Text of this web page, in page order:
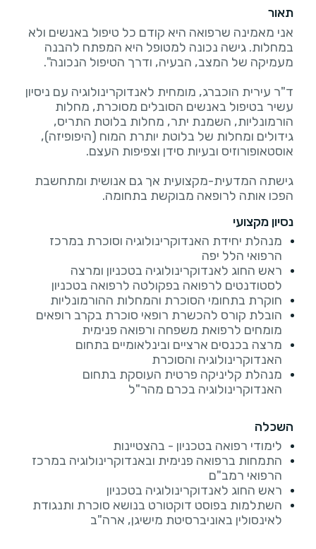
תאור
אני מאמינה שרפואה היא קודם כל טיפול באנשים ולא
במחלות. גישה נכונה למטופל היא המפתח להבנה
ד"ר עירית הוכברג, מומחית לאנדוקרינולוגיה עם ניסיון
עשיר בטיפול באנשים הסובלים מסוכרת, מחלות
הורמונליות, השמנת יתר, מחלות בלוטת התריס,
גידולים ומחלות של בלוטת יותרת המוח (היפופיזה),
גישתה המדעית-מקצועית אך גם אנושית ומתחשבת
הפכו אותה לרופאה מבוקשת בתחומה.
נסיון מקצועי
מנהלת יחידת האנדוקרינולוגיה וסוכרת במרכז
הרפואי הלל יפה
ראש החוג לאנדוקרינולוגיה בטכניון ומרצה
לסטודנטים לרפואה בפקולטה לרפואה בטכניון
חוקרת בתחומי הסוכרת והמחלות ההורמונליות
הובלת קורס להכשרת רופאי סוכרת בקרב רופאים
מומחים לרפואת משפחה ורפואה פנימית
מרצה בכנסים ארציים ובינלאומיים בתחום
האנדוקרינולוגיה והסוכרת
מנהלת קליניקה פרטית העוסקת בתחום
האנדוקרינולוגיה בכרם מהר"ל
השכלה
לימודי רפואה בטכניון - בהצטיינות
התמחות ברפואה פנימית ובאנדוקרינולוגיה במרכז
הרפואי רמב"ם
ראש החוג לאנדוקרינולוגיה בטכניון
השתלמות בפוסט דוקטורט בנושא סוכרת ותנגודת
לאינסולין באוניברסיטת מישיגן, ארה"ב